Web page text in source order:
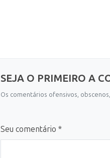
SEJA O PRIMEIRO A
Os comentários ofensivos,
Seu comentário *